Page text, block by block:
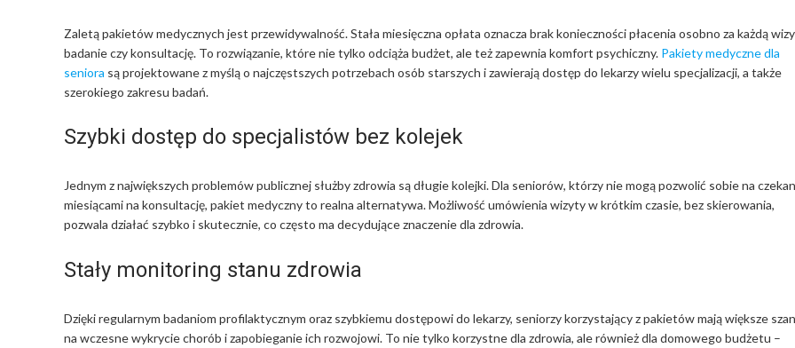
Zaletą pakietów medycznych jest przewidywalność. Stała miesięczna opłata oznacza brak konieczności płacenia osobno za każdą
badanie czy konsultację. To rozwiązanie, które nie tylko odciąża budżet, ale też zapewnia komfort psychiczny. Pakiety medyczne dla
seniora są projektowane z myślą o najczęstszych potrzebach osób starszych i zawierają dostęp do lekarzy wielu specjalizacji, a także
szerokiego zakresu badań.
Szybki dostęp do specjalistów bez kolejek
Jednym z największych problemów publicznej służby zdrowia są długie kolejki. Dla seniorów, którzy nie mogą pozwolić sobie na
miesiącami na konsultację, pakiet medyczny to realna alternatywa. Możliwość umówienia wizyty w krótkim czasie, bez skierowania,
pozwala działać szybko i skutecznie, co często ma decydujące znaczenie dla zdrowia.
Stały monitoring stanu zdrowia
Dzięki regularnym badaniom profilaktycznym oraz szybkiemu dostępowi do lekarzy, seniorzy korzystający z pakietów mają większe
na wczesne wykrycie chorób i zapobieganie ich rozwojowi. To nie tylko korzystne dla zdrowia, ale również dla domowego budżetu –